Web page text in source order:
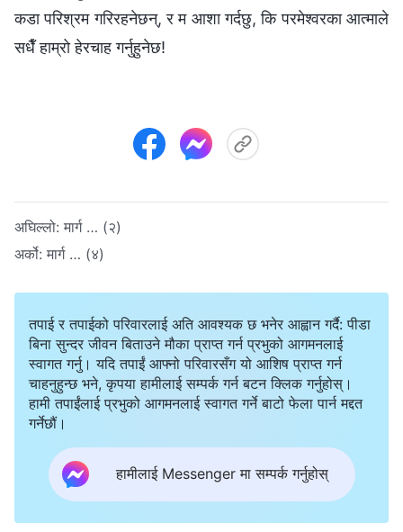
कडा परिश्रम गरिरहनेछन्, र म आशा गर्दछु, कि परमेश्‍वरका आत्माले
सधैँ हाम्रो हेरचाह गर्नुहुनेछ!
अघिल्लो: मार्ग … (२)
अर्को: मार्ग … (४)
तपाई र तपाईको परिवारलाई अति आवश्यक छ भनेर आह्वान गर्दै: पीडा
बिना सुन्दर जीवन बिताउने मौका प्राप्त गर्न प्रभुको आगमनलाई
स्वागत गर्नु। यदि तपाईं आफ्नो परिवारसँग यो आशिष प्राप्त गर्न
चाहनुहुन्छ भने, कृपया हामीलाई सम्पर्क गर्न बटन क्लिक गर्नुहोस्।
हामी तपाईंलाई प्रभुको आगमनलाई स्वागत गर्ने बाटो फेला पार्न मद्दत
गर्नेछौं।
हामीलाई Messenger मा सम्पर्क गर्नुहोस्